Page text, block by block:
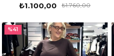
₺1.100,00 ₺1.760,00
%41